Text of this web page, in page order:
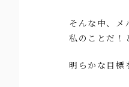
そんな中、
私のことだ！
明らかな目標